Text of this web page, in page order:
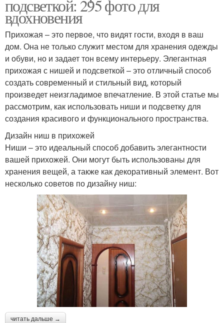
подсветкой: 295 фото для
вдохновения
Прихожая – это первое, что видят гости, входя в ваш
дом. Она не только служит местом для хранения одежды
и обуви, но и задает тон всему интерьеру. Элегантная
прихожая с нишей и подсветкой – это отличный способ
создать современный и стильный вид, который
произведет неизгладимое впечатление. В этой статье мы
рассмотрим, как использовать ниши и подсветку для
создания красивого и функционального пространства.
Дизайн ниш в прихожей
Ниши – это идеальный способ добавить элегантности
вашей прихожей. Они могут быть использованы для
хранения вещей, а также как декоративный элемент. Вот
несколько советов по дизайну ниш:
читать дальше →